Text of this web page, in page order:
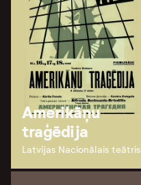
Amerikāņu
traģēdija
Latvijas Nacionālais teātris